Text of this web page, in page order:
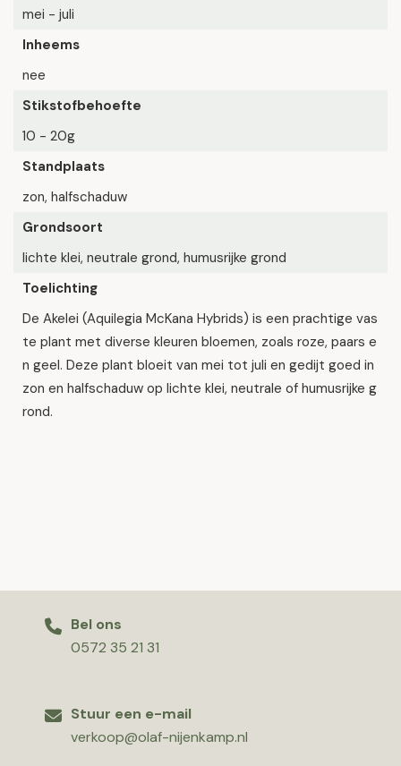
mei - juli
Inheems
nee
Stikstofbehoefte
10 - 20g
Standplaats
zon, halfschaduw
Grondsoort
lichte klei, neutrale grond, humusrijke grond
Toelichting
De Akelei (Aquilegia McKana Hybrids) is een prachtige vas
te plant met diverse kleuren bloemen, zoals roze, paars e
n geel. Deze plant bloeit van mei tot juli en gedijt goed in
zon en halfschaduw op lichte klei, neutrale of humusrijke g
rond.
Bel ons
0572 35 21 31
Stuur een e-mail
verkoop@olaf-nijenkamp.nl